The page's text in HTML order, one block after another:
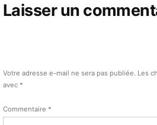
Laisser un
Votre adresse e-mail ne sera pas publiée. Les
avec *
Commentaire *